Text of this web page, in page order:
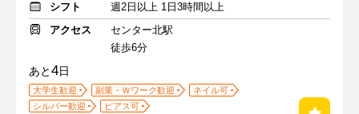
シフト
週2日以上 1日3時間以上
アクセス
センター北駅
徒歩6分
あと4日
大学生歓迎 副業・Ｗワーク歓迎
ネイル可
シルバー歓迎
ピアス可